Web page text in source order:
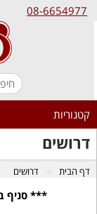
08-6654977
קטגוריות
דרושים
דף הבית דרושים
*** סניף